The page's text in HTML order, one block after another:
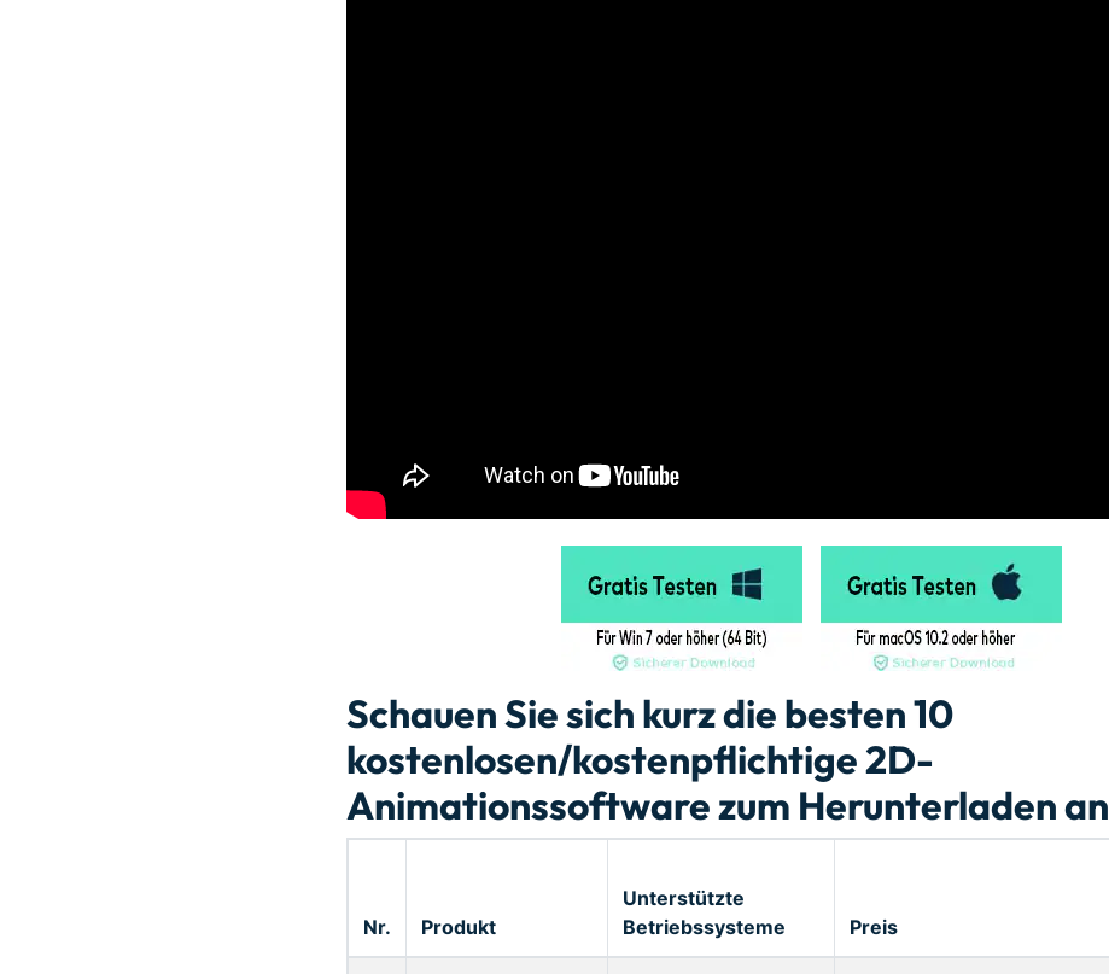
Schauen Sie sich kurz die besten 10
kostenlosen/kostenpflichtige 2D-
Animationssoftware zum Herunterladen an
Nr. Produkt
Unterstützte
Betriebssysteme
Preis